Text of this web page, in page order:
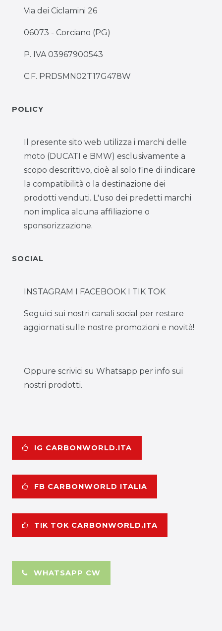
Via dei Ciclamini 26
06073 - Corciano (PG)
P. IVA 03967900543
C.F. PRDSMN02T17G478W
POLICY
Il presente sito web utilizza i marchi delle
moto (DUCATI e BMW) esclusivamente a
scopo descrittivo, cioè al solo fine di indicare
la compatibilità o la destinazione dei
prodotti venduti. L'uso dei predetti marchi
non implica alcuna affiliazione o
sponsorizzazione.
SOCIAL
INSTAGRAM I FACEBOOK I TIK TOK
Seguici sui nostri canali social per restare
aggiornati sulle nostre promozioni e novità!
Oppure scrivici su Whatsapp per info sui
nostri prodotti.
IG CARBONWORLD.ITA
FB CARBONWORLD ITALIA
TIK TOK CARBONWORLD.ITA
WHATSAPP CW